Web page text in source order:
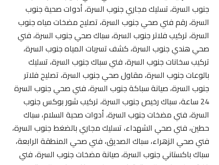
جنوب السرة، تسليك مجاري جنوب السرة، أدوات صحية جنوب
السرة، رقم فني صحي جنوب السرة، تصليح مضخات مياه جنوب
السرة، تركيب فلاتر جنوب السرة، سباك صحي جنوب السرة، فني
صحي هندي جنوب السرة، كشف تسربات المياه جنوب السرة،
تركيب سخانات جنوب السرة، فني سباك جنوب السرة، تسليك
بالوعات جنوب السرة، مقاول صحي جنوب السرة، تصليح فلاتر
جنوب السرة، صيانة سباكة جنوب السرة، فني صحي جنوب السرة
24 ساعة، سباك رخيص جنوب السرة، تركيب شور بوكس جنوب
السرة، فني مضخات جنوب السرة، أدوات صحية السلام، سباك
حطين، فني صحي الشهداء، تسليك مجاري بالضغط جنوب السرة،
فني صحي الزهراء، سباك الصديق، فني صحي المنطقة الرابعة،
سباك باكستاني جنوب السرة، صيانة مضخات جنوب السرة، فني